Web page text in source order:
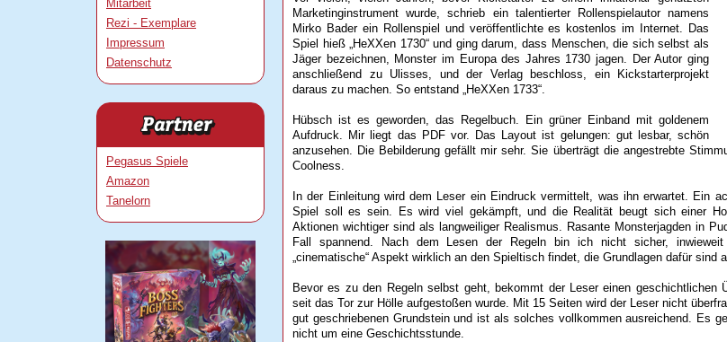
Mitarbeit
Rezi - Exemplare
Impressum
Datenschutz
Pegasus Spiele
Amazon
Tanelorn
Marketinginstrument wurde, schrieb ein talentierter Rollenspielautor namens
Mirko Bader ein Rollenspiel und veröffentlichte es kostenlos im Internet. Das
Spiel hieß „HeXXen 1730“ und ging darum, dass Menschen, die sich selbst als
Jäger bezeichnen, Monster im Europa des Jahres 1730 jagen. Der Autor ging
anschließend zu Ulisses, und der Verlag beschloss, ein Kickstarterprojekt
daraus zu machen. So entstand „HeXXen 1733“.
Hübsch ist es geworden, das Regelbuch. Ein grüner Einband mit goldenem
Aufdruck. Mir liegt das PDF vor. Das Layout ist gelungen: gut lesbar, schön
anzusehen. Die Bebilderung gefällt mir sehr. Sie überträgt die angestrebte
Coolness.
In der Einleitung wird dem Leser ein Eindruck vermittelt, was ihn erwartet. Ein
Spiel soll es sein. Es wird viel gekämpft, und die Realität beugt sich einer
Aktionen wichtiger sind als langweiliger Realismus. Rasante Monsterjagden in
Fall spannend. Nach dem Lesen der Regeln bin ich nicht sicher,
„cinematische“ Aspekt wirklich an den Spieltisch findet, die Grundlagen dafür sind
Bevor es zu den Regeln selbst geht, bekommt der Leser einen geschichtlichen
seit das Tor zur Hölle aufgestoßen wurde. Mit 15 Seiten wird der Leser nicht
gut geschriebenen Grundstein und ist als solches vollkommen ausreichend. Es
nicht um eine Geschichtsstunde.